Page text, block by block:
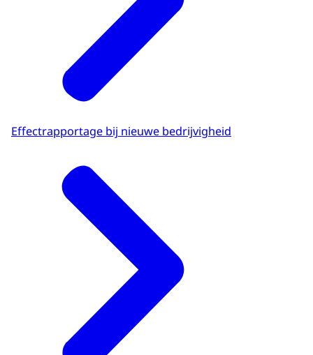
Effectrapportage bij nieuwe bedrijvigheid